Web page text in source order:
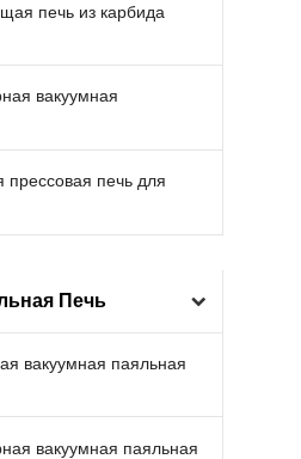
печь из карбида
вакуумная
прессовая печь для
Печь
вакуумная паяльная
вакуумная паяльная